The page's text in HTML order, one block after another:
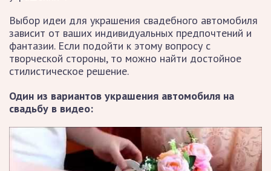
Выбор идеи для украшения свадебного автомобиля
зависит от ваших индивидуальных предпочтений и
фантазии. Если подойти к этому вопросу с
творческой стороны, то можно найти достойное
стилистическое решение.
Один из вариантов украшения автомобиля на
свадьбу в видео: